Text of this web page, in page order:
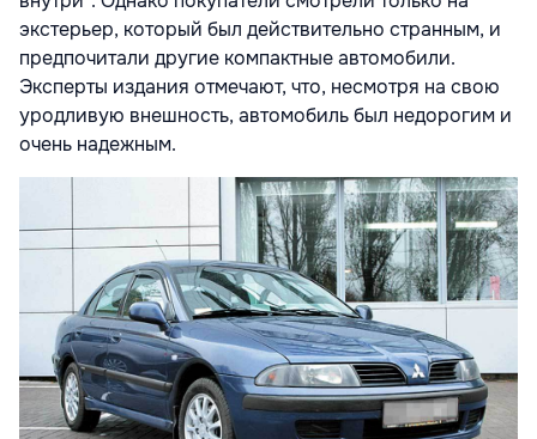
экстерьер, который был действительно странным, и
предпочитали другие компактные автомобили.
Эксперты издания отмечают, что, несмотря на свою
уродливую внешность, автомобиль был недорогим и
очень надежным.